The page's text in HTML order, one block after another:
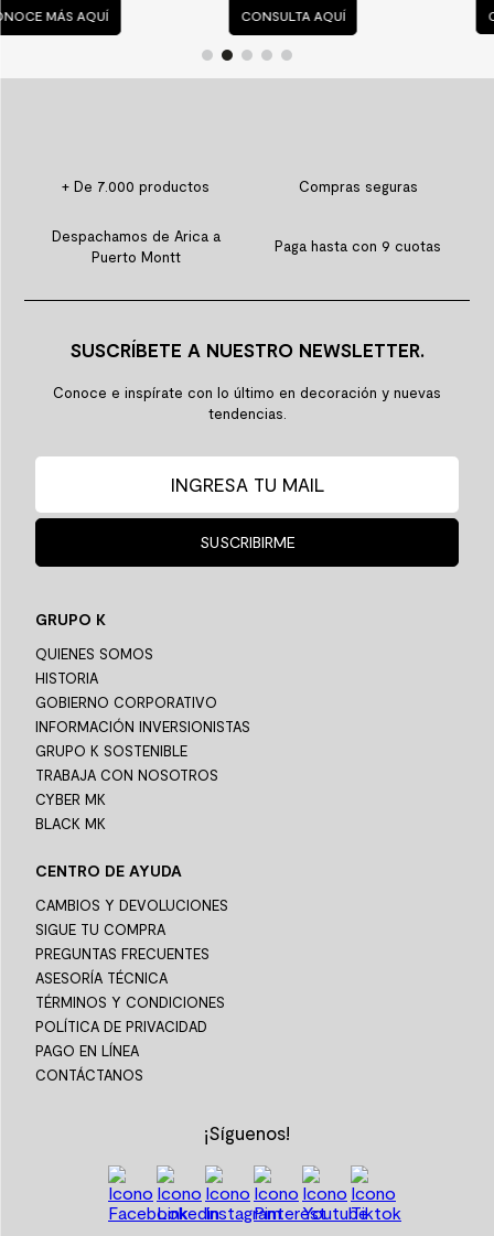
CONSULTA AQUÍ CONSULTA AQUÍ
+ De 7.000 productos Compras seguras
Despachamos de Arica a
Puerto Montt
Paga hasta con 9 cuotas
SUSCRÍBETE A NUESTRO NEWSLETTER.
Conoce e inspírate con lo último en decoración y nuevas
tendencias.
SUSCRIBIRME
GRUPO K
QUIENES SOMOS
HISTORIA
GOBIERNO CORPORATIVO
INFORMACIÓN INVERSIONISTAS
GRUPO K SOSTENIBLE
TRABAJA CON NOSOTROS
CYBER MK
BLACK MK
CENTRO DE AYUDA
CAMBIOS Y DEVOLUCIONES
SIGUE TU COMPRA
PREGUNTAS FRECUENTES
ASESORÍA TÉCNICA
TÉRMINOS Y CONDICIONES
POLÍTICA DE PRIVACIDAD
PAGO EN LÍNEA
CONTÁCTANOS
¡Síguenos!